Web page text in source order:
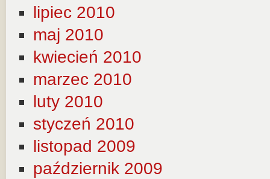
lipiec 2010
maj 2010
kwiecień 2010
marzec 2010
luty 2010
styczeń 2010
listopad 2009
październik 2009